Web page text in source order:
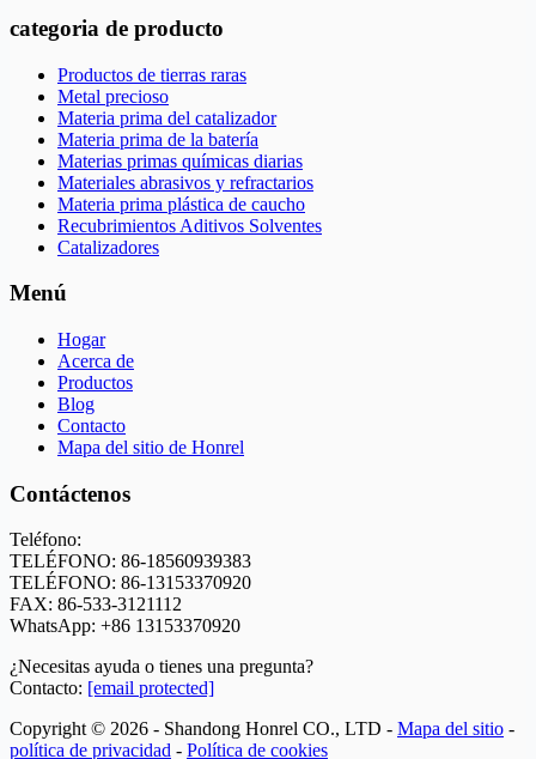
categoria de producto
Productos de tierras raras
Metal precioso
Materia prima del catalizador
Materia prima de la batería
Materias primas químicas diarias
Materiales abrasivos y refractarios
Materia prima plástica de caucho
Recubrimientos Aditivos Solventes
Catalizadores
Menú
Hogar
Acerca de
Productos
Blog
Contacto
Mapa del sitio de Honrel
Contáctenos
Teléfono:
TELÉFONO: 86-18560939383
TELÉFONO: 86-13153370920
FAX: 86-533-3121112
WhatsApp: +86 13153370920
¿Necesitas ayuda o tienes una pregunta?
Contacto: [email protected]
Copyright © 2026 - Shandong Honrel CO., LTD - Mapa del sitio -
política de privacidad - Política de cookies